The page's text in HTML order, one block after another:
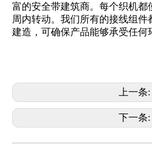
富的安全带建筑商。每个织机都
周内转动。我们所有的接线组
建造，可确保产品能够承受任何
上一条:
下一条: